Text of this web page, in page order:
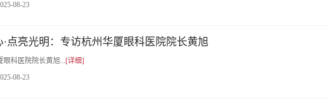
08-23
·点亮光明：专访杭州华厦眼科医院院长黄旭
眼科医院院长黄旭...[详细]
08-23